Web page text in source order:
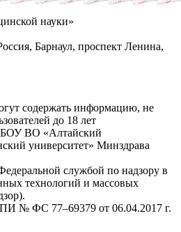
науки»
Барнаул, проспект Ленина,
содержать информацию, не
до 18 лет
ВО «Алтайский
университет» Минздрава
службой по надзору в
технологий и массовых
№ ФС 77–69379 от 06.04.2017 г.